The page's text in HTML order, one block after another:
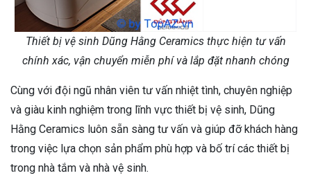
Thiết bị vệ sinh Dũng Hằng Ceramics thực hiện tư vấn
chính xác, vận chuyển miễn phí và lắp đặt nhanh chóng
Cùng với đội ngũ nhân viên tư vấn nhiệt tình, chuyên nghiệp
và giàu kinh nghiệm trong lĩnh vực thiết bị vệ sinh, Dũng
Hằng Ceramics luôn sẵn sàng tư vấn và giúp đỡ khách hàng
trong việc lựa chọn sản phẩm phù hợp và bố trí các thiết bị
trong nhà tắm và nhà vệ sinh.